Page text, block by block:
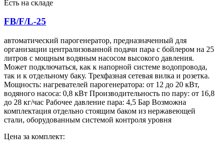
Есть на складе
FB/F/L-25
автоматический парогенератор, предназначенный для
организации централизованной подачи пара с бойлером на 25
литров с мощным водяным насосом высокого давления.
Может подключаться, как к напорной системе водопровода,
так и к отдельному баку. Трехфазная сетевая вилка и розетка.
Мощность: нагревателей парогенератора: от 12 до 20 кВт,
водяного насоса: 0,8 кВт Производительность по пару: от 16,8
до 28 кг/час Рабочее давление пара: 4,5 Бар Возможна
комплектация отдельно стоящим баком из нержавеющей
стали, оборудованным системой контроля уровня
Цена за комплект: